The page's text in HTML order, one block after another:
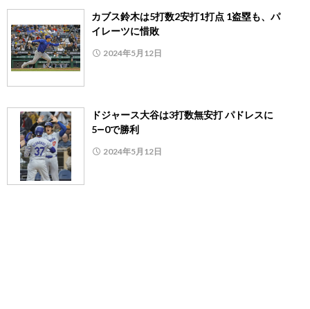
カブス鈴木は5打数2安打1打点 1盗塁も、パ
イレーツに惜敗
2024年5月12日
ドジャース大谷は3打数無安打 パドレスに
5―0で勝利
2024年5月12日